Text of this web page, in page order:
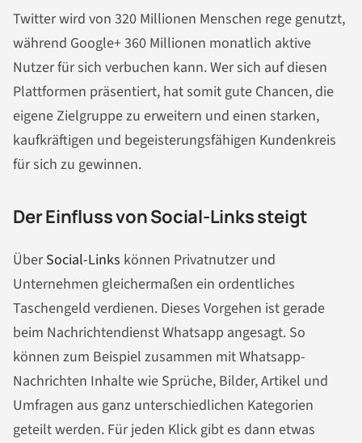
Twitter wird von 320 Millionen Menschen rege genutzt,
während Google+ 360 Millionen monatlich aktive
Nutzer für sich verbuchen kann. Wer sich auf diesen
Plattformen präsentiert, hat somit gute Chancen, die
eigene Zielgruppe zu erweitern und einen starken,
kaufkräftigen und begeisterungsfähigen Kundenkreis
für sich zu gewinnen.
Der Einfluss von Social-Links steigt
ÜberSocial-Links können Privatnutzer und
Unternehmen gleichermaßen ein ordentliches
Taschengeld verdienen. Dieses Vorgehen ist gerade
beim Nachrichtendienst Whatsapp angesagt. So
können zum Beispiel zusammen mit Whatsapp-
Nachrichten Inhalte wie Sprüche, Bilder, Artikel und
Umfragen aus ganz unterschiedlichen Kategorien
geteilt werden. Für jeden Klick gibt es dann etwas